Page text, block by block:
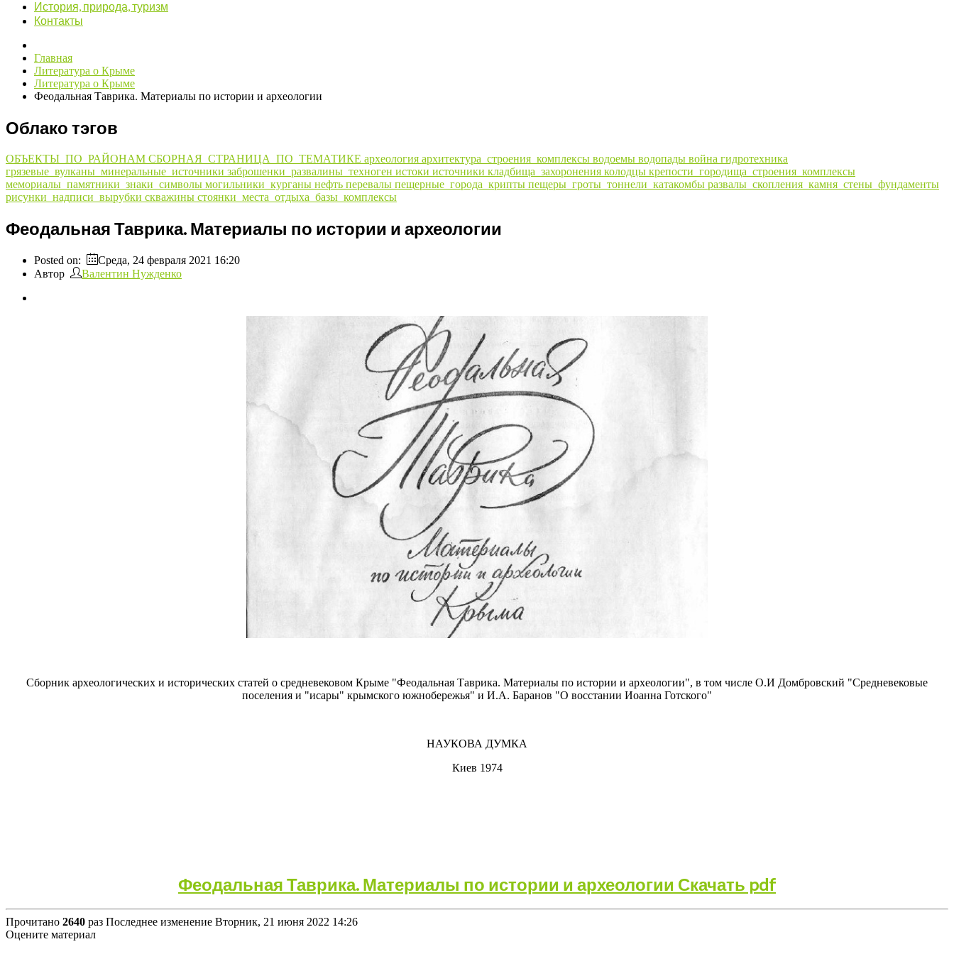
История, природа, туризм
Контакты
Главная
Литература о Крыме
Литература о Крыме
Феодальная Таврика. Материалы по истории и археологии
Облако тэгов
ОБЪЕКТЫ_ПО_РАЙОНАМ СБОРНАЯ_СТРАНИЦА_ПО_ТЕМАТИКЕ археология архитектура_строения_комплексы водоемы водопады война гидротехника
грязевые_вулканы_минеральные_источники заброшенки_развалины_техноген истоки источники кладбища_захоронения колодцы крепости_городища_строения_комплексы
мемориалы_памятники_знаки_символы могильники_курганы нефть перевалы пещерные_города_крипты пещеры_гроты_тоннели_катакомбы развалы_скопления_камня_стены_фундаменты
рисунки_надписи_вырубки скважины стоянки_места_отдыха_базы_комплексы
Феодальная Таврика. Материалы по истории и археологии
Posted on:
Среда, 24 февраля 2021 16:20
Автор
Валентин Нужденко
Сборник археологических и исторических статей о средневековом Крыме "Феодальная Таврика. Материалы по истории и археологии", в том числе О.И Домбровский "Средневековые
поселения и "исары" крымского южнобережья" и И.А. Баранов "О восстании Иоанна Готского"
НАУКОВА ДУМКА
Киев 1974
Феодальная Таврика. Материалы по истории и археологии Скачать pdf
Прочитано 2640 раз Последнее изменение Вторник, 21 июня 2022 14:26
Оцените материал